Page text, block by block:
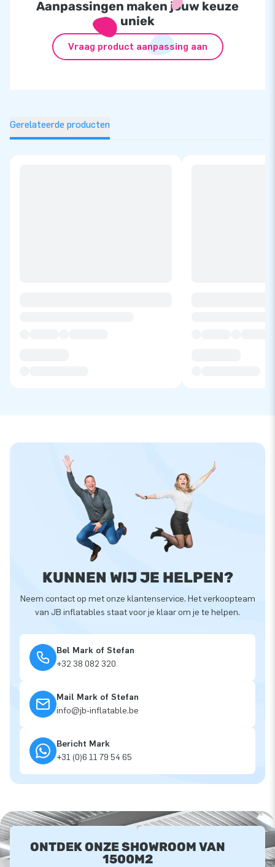
Aanpassingen maken jouw keuze
uniek
Vraag product aanpassing aan
Gerelateerde producten
KUNNEN WIJ JE HELPEN?
Neem contact op met onze klantenservice. Het verkoopteam
van JB inflatables staat voor je klaar om je te helpen.
Bel Mark of Stefan
+32 38 082 320
Mail Mark of Stefan
info@jb-inflatable.be
Bericht Mark
+31 (0)6 11 79 54 65
ONTDEK ONZE SHOWROOM VAN
1500M2